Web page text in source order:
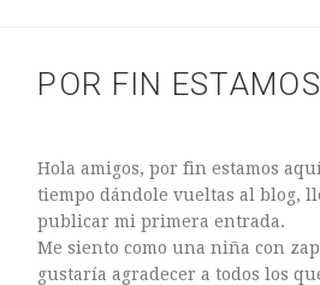
Entrevista Mundopalabras
POR FIN
Hola amigos, por fin estamos
tiempo dándole vueltas al blog,
publicar mi primera entrada.
Me siento como una niña con
gustaría agradecer a todos los